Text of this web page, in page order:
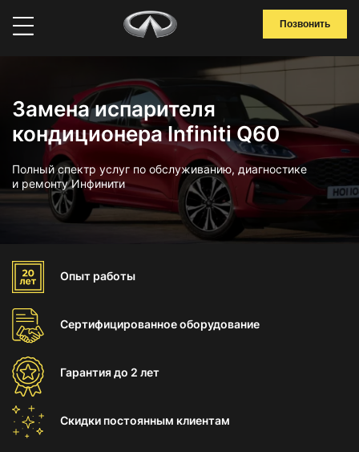
Позвонить
Замена испарителя
кондиционера Infiniti Q60
Полный спектр услуг по обслуживанию, диагностике
и ремонту Инфинити
Опыт работы
Сертифицированноеоборудование
Гарантиядо 2 лет
Скидки постоянным клиентам